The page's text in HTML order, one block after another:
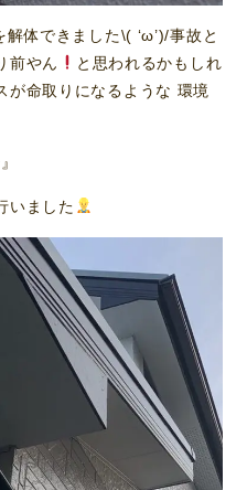
体できました\( ‘ω’)/事故と
前やん
と思われるかもしれ
が命取りになるような 環境
いました